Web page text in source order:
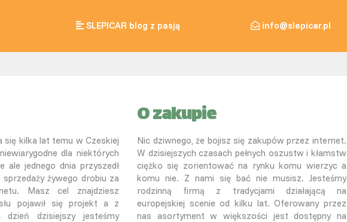
SLEPICAR blog z pasją info@slepicar.pl
się kilka lat temu w Czeskiej
dla niektórych
ale jednego dnia przyszedł
sprzedaży żywego drobiu za
Masz cel znajdziesz
pojawił się projekt a z
dzisiejszy jesteśmy
O zakupie
Nic dziwnego, że bojisz się zakupów przez internet.
W dzisiejszych czasach pełnych oszustw i kłamstw
ciężko się zorientować na rynku komu wierzyc a
komu nie. Z nami się bać nie musisz. Jesteśmy
rodzinną firmą z tradycjami działającą na
europejskiej scenie od kilku lat. Oferowany przez
nas asortyment w większości jest dostępny na